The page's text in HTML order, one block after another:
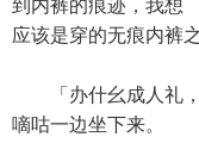
到内裤的痕迹，我想
应该是穿的无痕内裤
「办什幺成人礼，
嘀咕一边坐下来。